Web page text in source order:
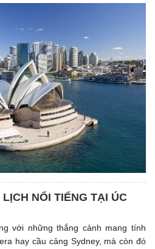
NỔI TIẾNG TẠI ÚC
với những thắng cảnh mang tính
hay cầu cảng Sydney, mà còn đó